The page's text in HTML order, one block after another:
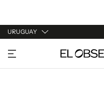
URUGUAY
URUGUAY
ARGENTINA